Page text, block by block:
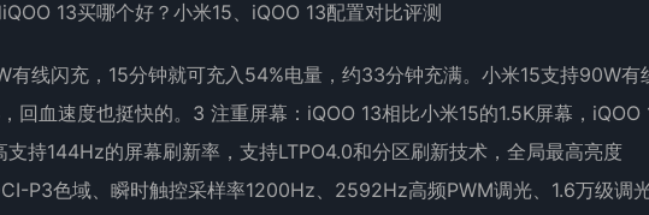
有线闪充，15分钟就可充入54%电量，约33分钟充满。小米15支持90W有
回血速度也挺快的。3 注重屏幕：iQOO 13相比小米15的1.5K屏幕，iQOO
持144Hz的屏幕刷新率，支持LTPO4.0和分区刷新技术，全局最高亮度
P3色域、瞬时触控采样率1200Hz、2592Hz高频PWM调光、1.6万级调